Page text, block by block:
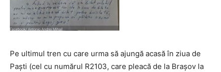
Pe ultimul tren cu care urma să ajungă acasă în ziua de
Paști (cel cu numărul R2103, care pleacă de la Brașov la